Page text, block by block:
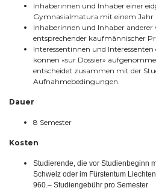
Inhaberinnen und Inhaber einer
Gymnasialmatura mit einem Jahr
Inhaberinnen und Inhaber
entsprechender kaufmännischer
Interessentinnen und
können «sur Dossier»
entscheidet zusammen mit der
Aufnahmebedingungen.
Dauer
8 Semester
Kosten
Studierende, die vor Studienbeginn
Schweiz oder im Fürstentum
960.– Studiengebühr pro Semester